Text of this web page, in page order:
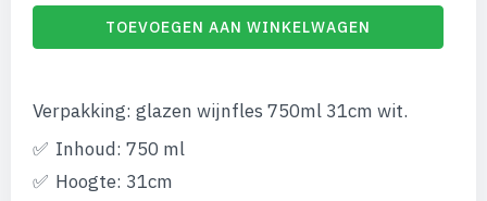
TOEVOEGEN AAN WINKELWAGEN
Verpakking: glazen wijnfles 750ml 31cm wit.
Inhoud: 750 ml
Hoogte: 31cm